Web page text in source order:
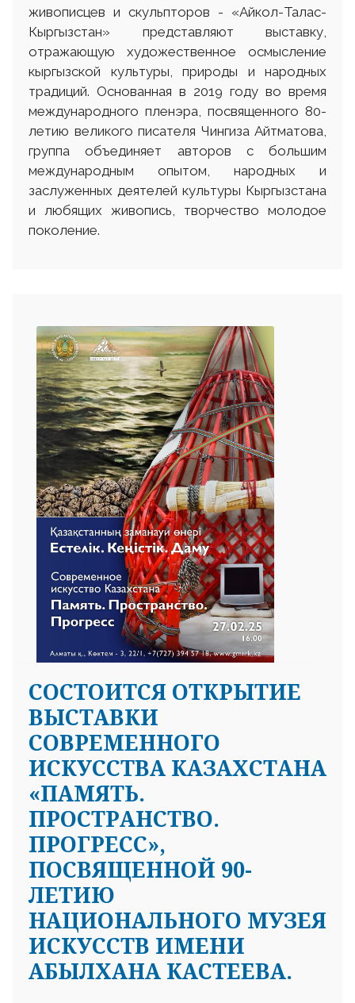
живописцев и скульпторов - «Айкол-Талас-
Кыргызстан» представляют выставку,
отражающую художественное осмысление
кыргызской культуры, природы и народных
традиций. Основанная в 2019 году во время
международного пленэра, посвященного 80-
летию великого писателя Чингиза Айтматова,
группа объединяет авторов с большим
международным опытом, народных и
заслуженных деятелей культуры Кыргызстана
и любящих живопись, творчество молодое
поколение.
СОСТОИТСЯ ОТКРЫТИЕ
ВЫСТАВКИ
СОВРЕМЕННОГО
ИСКУССТВА КАЗАХСТАНА
«ПАМЯТЬ.
ПРОСТРАНСТВО.
ПРОГРЕСС»,
ПОСВЯЩЕННОЙ 90-
ЛЕТИЮ
НАЦИОНАЛЬНОГО МУЗЕЯ
ИСКУССТВ ИМЕНИ
АБЫЛХАНА КАСТЕЕВА.